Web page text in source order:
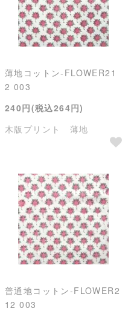
薄地コットン-FLOWER21
2 003
240円(税込264円)
木版プリント 薄地
普通地コットン-FLOWER2
12 003